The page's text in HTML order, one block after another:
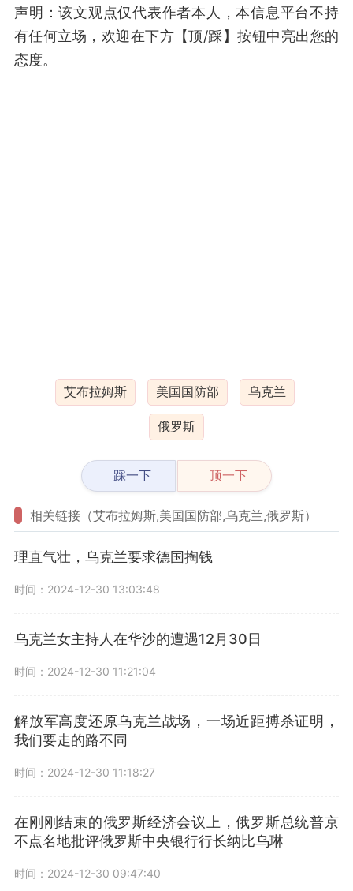
声明：该文观点仅代表作者本人，本信息平台不持
有任何立场，欢迎在下方【顶/踩】按钮中亮出您的
态度。
艾布拉姆斯 美国国防部 乌克兰
俄罗斯
踩一下 顶一下
相关链接（艾布拉姆斯,美国国防部,乌克兰,俄罗斯）
理直气壮，乌克兰要求德国掏钱
时间：2024-12-30 13:03:48
乌克兰女主持人在华沙的遭遇12月30日
时间：2024-12-30 11:21:04
解放军高度还原乌克兰战场，一场近距搏杀证明，
我们要走的路不同
时间：2024-12-30 11:18:27
在刚刚结束的俄罗斯经济会议上，俄罗斯总统普京
不点名地批评俄罗斯中央银行行长纳比乌琳
时间：2024-12-30 09:47:40